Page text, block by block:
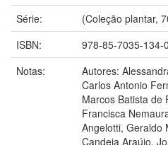
Série:
(Coleção plantar,
ISBN:
978-85-7035-134-0
Notas:
Autores:
Carlos Antonio
Marcos Batista de
Francisca
Angelotti, Geraldo
Candeia Araújo,